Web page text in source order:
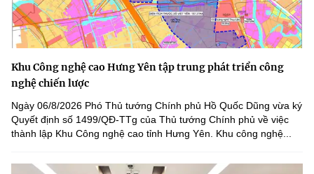
Khu Công nghệ cao Hưng Yên tập trung phát triển công
nghệ chiến lược
Ngày 06/8/2026 Phó Thủ tướng Chính phủ Hồ Quốc Dũng vừa ký
Quyết định số 1499/QĐ-TTg của Thủ tướng Chính phủ về việc
thành lập Khu Công nghệ cao tỉnh Hưng Yên. Khu công nghệ...